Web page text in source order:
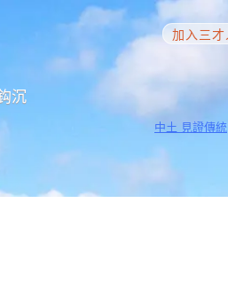
沉
加入三才
中土 見證傳統